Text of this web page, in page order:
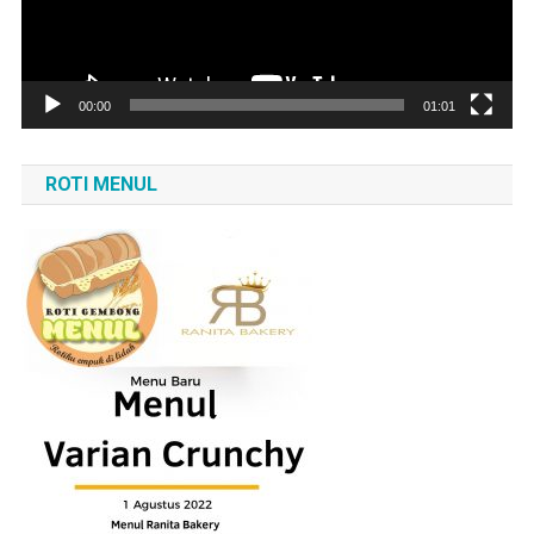
00:00 01:01
ROTI MENUL